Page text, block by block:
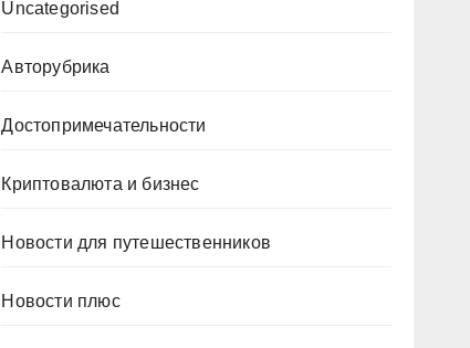
Uncategorised
Авторубрика
Достопримечательности
Криптовалюта и бизнес
Новости для путешественников
Новости плюс